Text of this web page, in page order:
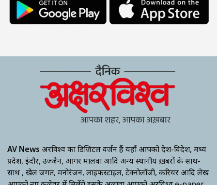
AV News अक्षरविश्व का डिजिटल वर्जन हैं यहाँ आपको देश-विदेश, मध्य
प्रदेश, इंदौर, उज्जैन, आगर मालवा आदि अन्य स्थानीय ख़बरों के साथ-
साथ , खेल जगत, मनोरंजन, लाइफस्टाइल, टेक्नोलॉजी, करियर आदि लेख